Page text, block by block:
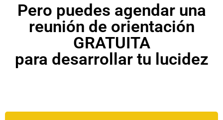
Pero puedes agendar una
reunión de orientación
GRATUITA
para desarrollar tu lucidez